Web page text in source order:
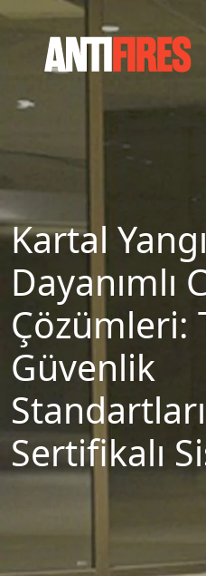
Kartal
Dayanımlı
Çözümleri:
Güvenlik
Sertifikalı